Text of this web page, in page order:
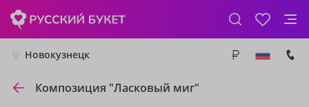
Новокузнецк
Композиция "Ласковый миг"